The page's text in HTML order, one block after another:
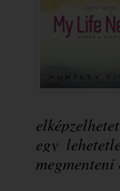
egy